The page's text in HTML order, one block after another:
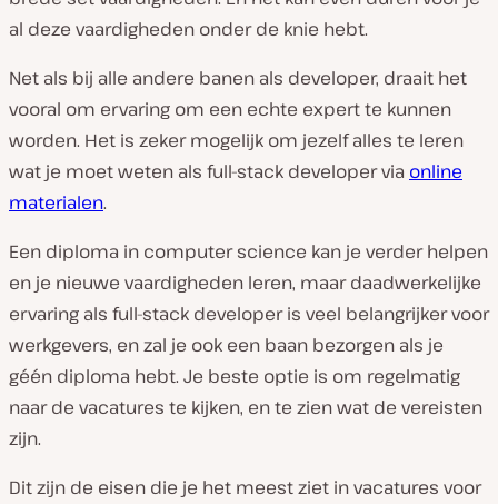
al deze vaardigheden onder de knie hebt.
Net als bij alle andere banen als developer, draait het
vooral om ervaring om een echte expert te kunnen
worden. Het is zeker mogelijk om jezelf alles te leren
wat je moet weten als full-stack developer via online
materialen.
Een diploma in computer science kan je verder helpen
en je nieuwe vaardigheden leren, maar daadwerkelijke
ervaring als full-stack developer is veel belangrijker voor
werkgevers, en zal je ook een baan bezorgen als je
géén diploma hebt. Je beste optie is om regelmatig
naar de vacatures te kijken, en te zien wat de vereisten
zijn.
Dit zijn de eisen die je het meest ziet in vacatures voor